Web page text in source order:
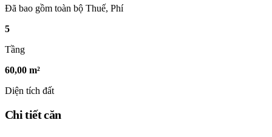
Đã bao gồm toàn bộ Thuế, Phí
5
Tầng
60,00 m²
Diện tích đất
Chi tiết căn